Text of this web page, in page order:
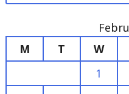
1
6
7 8
13
14 15